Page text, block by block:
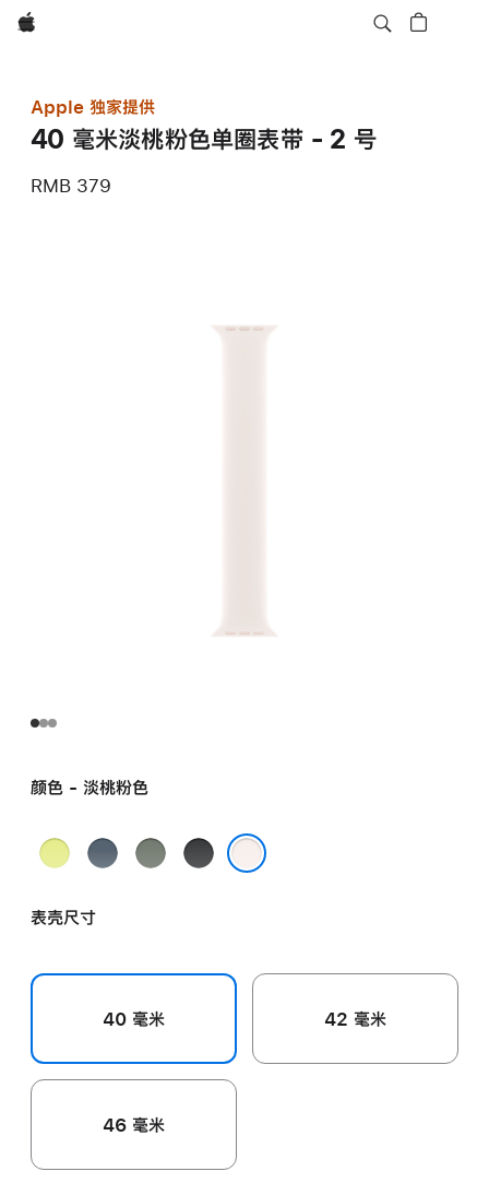
Apple
Apple 独家提供
40 毫米淡桃粉色单圈表带 - 2 号
RMB 379
颜色 - 淡桃粉色
霓
黄
铁
蓝
灰
黑
表壳尺寸
40 毫米 42 毫米
46 毫米